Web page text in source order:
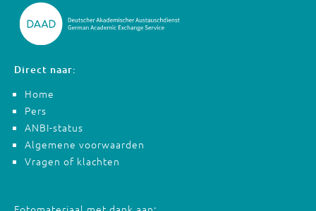
Direct naar:
Home
Pers
ANBI-status
Algemene voorwaarden
Vragen of klachten